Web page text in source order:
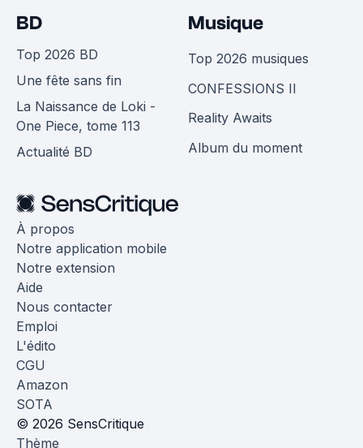
BD
Top 2026 BD
Une fête sans fin
La Naissance de Loki -
One Piece, tome 113
Actualité BD
Musique
Top 2026 musiques
CONFESSIONS II
Reality Awaits
Album du moment
À propos
Notre application mobile
Notre extension
Aide
Nous contacter
Emploi
L'édito
CGU
Amazon
SOTA
© 2026 SensCritique
Thème